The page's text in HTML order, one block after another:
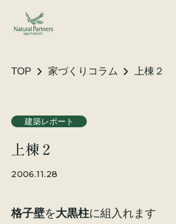
TOP 家づくりコラム 上棟２
建築レポート
上棟２
2006.11.28
格子壁を大黒柱に組入れます
大工が建てる家
気候風土適応住宅
性能・素材